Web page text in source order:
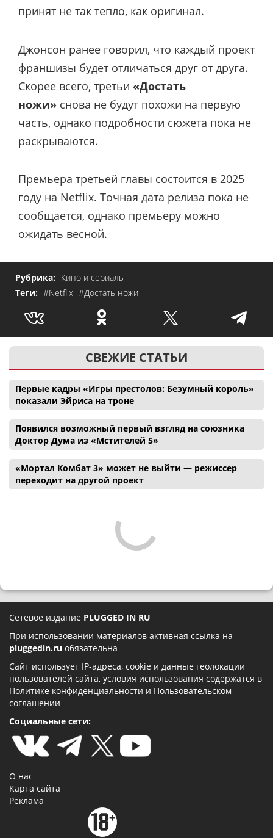
принят не так тепло, как оригинал.
Джонсон ранее говорил, что каждый проект
франшизы будет отличаться друг от друга.
Скорее всего, третьи «Достать
ножи» снова не будут похожи на первую
часть, однако подробности сюжета пока не
раскрываются.
Премьера третьей главы состоится в 2025
году на Netflix. Точная дата релиза пока не
сообщается, однако премьеру можно
ожидать весной.
Рубрика: Кино и сериалы
Теги: #Netflix #Достать ножи
СВЕЖИЕ СТАТЬИ
Первые кадры «Игры престолов: Безумный король»
показали Эйриса на троне
Появился возможный первый взгляд на союзника
Доктор Дума из «Мстителей 5»
«Мортал Комбат 3» может не выйти — режиссер
переходит на другой проект
Сетевое издание PLUGGED IN RU
При использовании материалов активная ссылка на
pluggedin.ru обязательна
Сайт использует IP-адреса, cookie и данные геолокации
пользователей сайта, условия использования содержатся в
Политике конфиденциальности и Пользовательском
соглашении
Социальные сети:
О нас
Карта сайта
Реклама